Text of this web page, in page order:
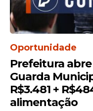
Oportunidade
Prefeitura
Guarda
R$3.481 +
alimentação